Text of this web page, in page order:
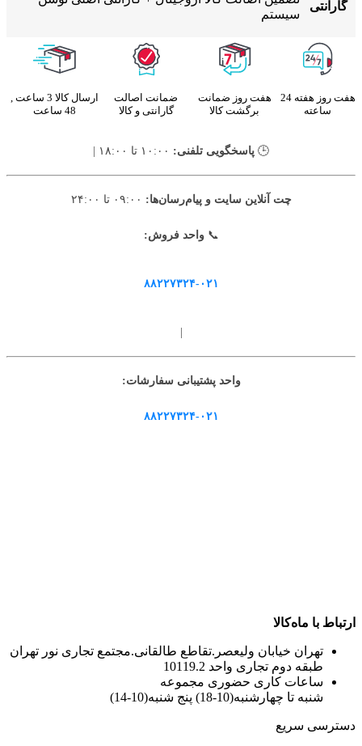
گارانتی
سیستم
هفت روز هفته 24
ساعته
هفت روز ضمانت
برگشت کالا
ضمانت اصالت
گارانتی و کالا
ارسال کالا 3 ساعت ,
48 ساعت
🕒 پاسخگویی تلفنی:
چت آنلاین سایت و پیام‌رسان‌ها:
📞واحد فروش:
۸۸۲۲۷۳۲۴-۰۲۱
واحد پشتیبانی سفارشات:
۸۸۲۲۷۳۲۴-۰۲۱
ارتباط با ماه‌کالا
تهران خیابان ولیعصر.تقاطع طالقانی.مجتمع تجاری نور تهران
طبقه دوم تجاری واحد 10119.2
ساعات کاری حضوری مجموعه
شنبه تا چهارشنبه(10-18) پنج شنبه(10-14)
دسترسی سریع